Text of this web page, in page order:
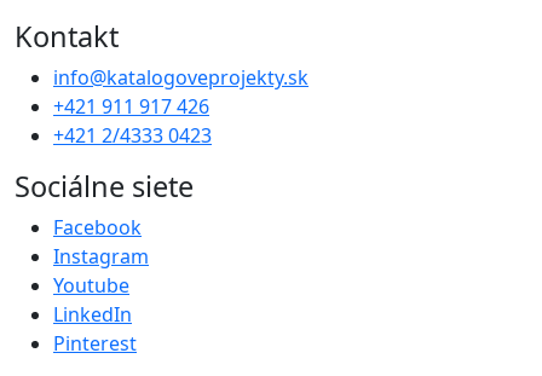
Kontakt
info@katalogoveprojekty.sk
+421 911 917 426
+421 2/4333 0423
Sociálne siete
Facebook
Instagram
Youtube
LinkedIn
Pinterest